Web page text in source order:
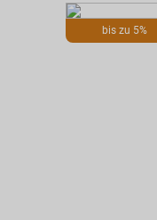
bis zu 5%